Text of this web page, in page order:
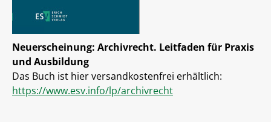
Neuerscheinung: Archivrecht. Leitfaden für Praxis
und Ausbildung
Das Buch ist hier versandkostenfrei erhältlich:
https://www.esv.info/lp/archivrecht